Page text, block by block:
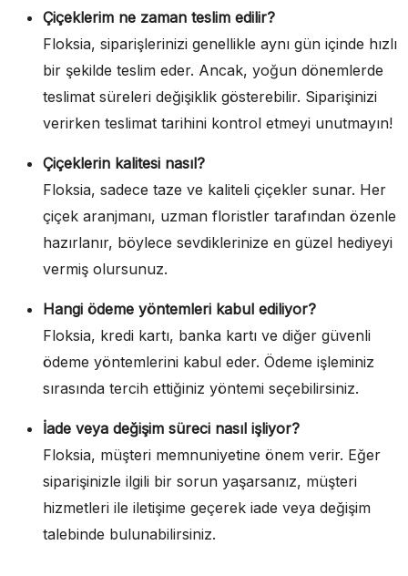
Çiçeklerim ne zaman teslim edilir?
Floksia, siparişlerinizi genellikle aynı gün içinde hızlı
bir şekilde teslim eder. Ancak, yoğun dönemlerde
teslimat süreleri değişiklik gösterebilir. Siparişinizi
verirken teslimat tarihini kontrol etmeyi unutmayın!
Çiçeklerin kalitesi nasıl?
Floksia, sadece taze ve kaliteli çiçekler sunar. Her
çiçek aranjmanı, uzman floristler tarafından özenle
hazırlanır, böylece sevdiklerinize en güzel hediyeyi
vermiş olursunuz.
Hangi ödeme yöntemleri kabul ediliyor?
Floksia, kredi kartı, banka kartı ve diğer güvenli
ödeme yöntemlerini kabul eder. Ödeme işleminiz
sırasında tercih ettiğiniz yöntemi seçebilirsiniz.
İade veya değişim süreci nasıl işliyor?
Floksia, müşteri memnuniyetine önem verir. Eğer
siparişinizle ilgili bir sorun yaşarsanız, müşteri
hizmetleri ile iletişime geçerek iade veya değişim
talebinde bulunabilirsiniz.